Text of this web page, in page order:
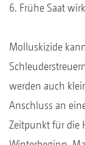
6. Frühe Saat
Molluskizide
werden auch
Anschluss an
Zeitpunkt für die